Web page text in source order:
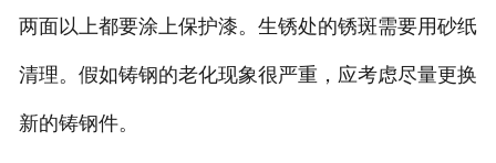
两面以上都要涂上保护漆。生锈处的锈斑需要用砂纸
清理。假如铸钢的老化现象很严重，应考虑尽量更换
新的铸钢件。